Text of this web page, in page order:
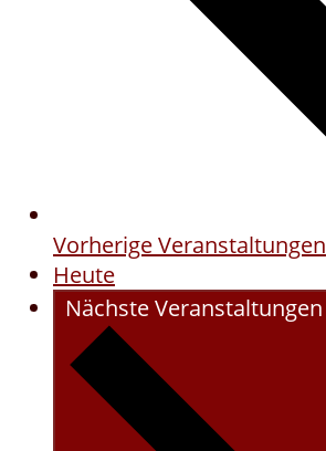
VorherigeVeranstaltungen
Heute
NächsteVeranstaltungen